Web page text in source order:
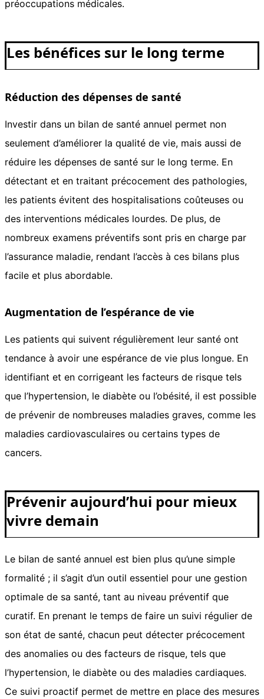
préoccupations médicales.
Les bénéfices sur le long terme
Réduction des dépenses de santé
Investir dans un bilan de santé annuel permet non
seulement d’améliorer la qualité de vie, mais aussi de
réduire les dépenses de santé sur le long terme. En
détectant et en traitant précocement des pathologies,
les patients évitent des hospitalisations coûteuses ou
des interventions médicales lourdes. De plus, de
nombreux examens préventifs sont pris en charge par
l’assurance maladie, rendant l’accès à ces bilans plus
facile et plus abordable.
Augmentation de l’espérance de vie
Les patients qui suivent régulièrement leur santé ont
tendance à avoir une espérance de vie plus longue. En
identifiant et en corrigeant les facteurs de risque tels
que l’hypertension, le diabète ou l’obésité, il est possible
de prévenir de nombreuses maladies graves, comme les
maladies cardiovasculaires ou certains types de
cancers.
Prévenir aujourd’hui pour mieux
vivre demain
Le bilan de santé annuel est bien plus qu’une simple
formalité ; il s’agit d’un outil essentiel pour une gestion
optimale de sa santé, tant au niveau préventif que
curatif. En prenant le temps de faire un suivi régulier de
son état de santé, chacun peut détecter précocement
des anomalies ou des facteurs de risque, tels que
l’hypertension, le diabète ou des maladies cardiaques.
Ce suivi proactif permet de mettre en place des mesures